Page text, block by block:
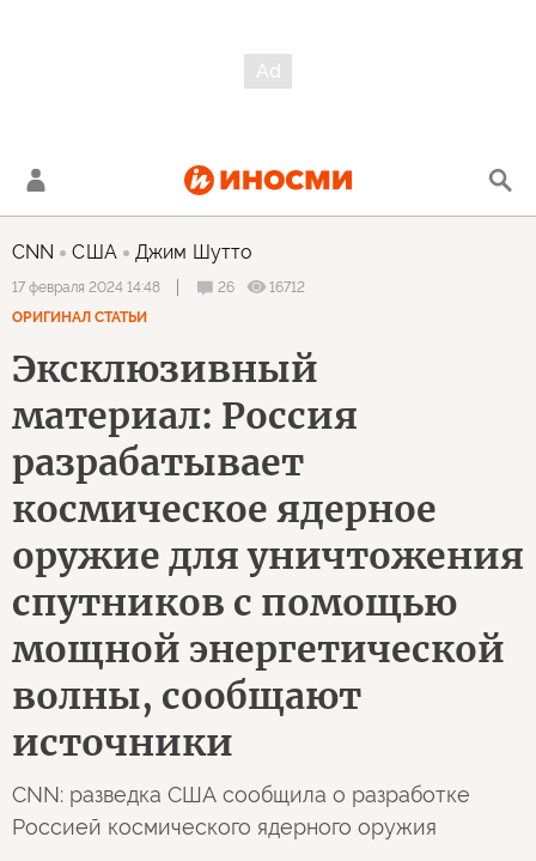
CNN США Джим Шутто
17 февраля 2024 14:48 26
16712
ОРИГИНАЛ СТАТЬИ
Эксклюзивный
материал: Россия
разрабатывает
космическое ядерное
оружие для уничтожения
спутников с помощью
мощной энергетической
волны, сообщают
источники
CNN: разведка США сообщила о разработке
Россией космического ядерного оружия